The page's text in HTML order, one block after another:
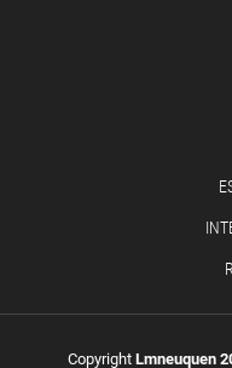
Copyright Lmneuquen